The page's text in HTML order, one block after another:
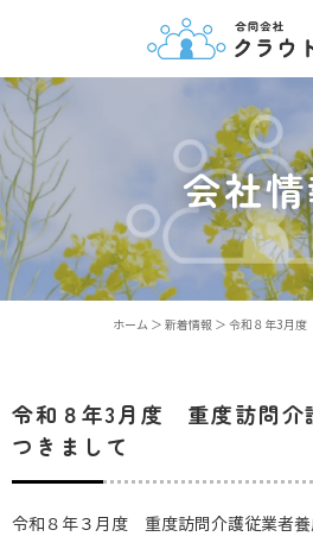
会社
ホーム ＞ 新着情報 ＞ 令和８年3月
令和８年3月度 重度訪問介
つきまして
令和８年３月度 重度訪問介護従業者